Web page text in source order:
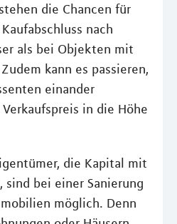
die Chancen für
nach
als bei Objekten mit
kann es passieren,
einander
in die Höhe
die Kapital mit
bei einer Sanierung
möglich. Denn